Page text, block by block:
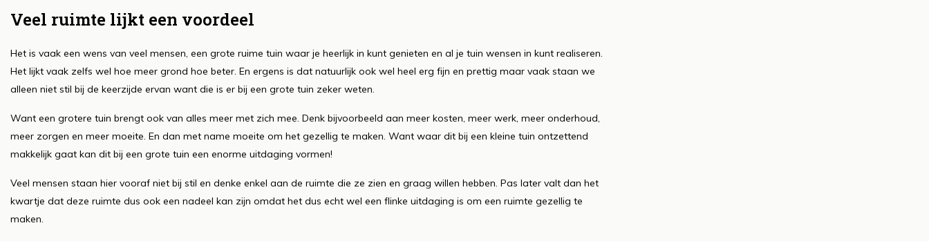
Veel ruimte lijkt een voordeel
Het is vaak een wens van veel mensen, een grote ruime tuin waar je heerlijk in kunt genieten en al je tuin wensen in kunt realiseren.
Het lijkt vaak zelfs wel hoe meer grond hoe beter. En ergens is dat natuurlijk ook wel heel erg fijn en prettig maar vaak staan we
alleen niet stil bij de keerzijde ervan want die is er bij een grote tuin zeker weten.
Want een grotere tuin brengt ook van alles meer met zich mee. Denk bijvoorbeeld aan meer kosten, meer werk, meer onderhoud,
meer zorgen en meer moeite. En dan met name moeite om het gezellig te maken. Want waar dit bij een kleine tuin ontzettend
makkelijk gaat kan dit bij een grote tuin een enorme uitdaging vormen!
Veel mensen staan hier vooraf niet bij stil en denke enkel aan de ruimte die ze zien en graag willen hebben. Pas later valt dan het
kwartje dat deze ruimte dus ook een nadeel kan zijn omdat het dus echt wel een flinke uitdaging is om een ruimte gezellig te
maken.